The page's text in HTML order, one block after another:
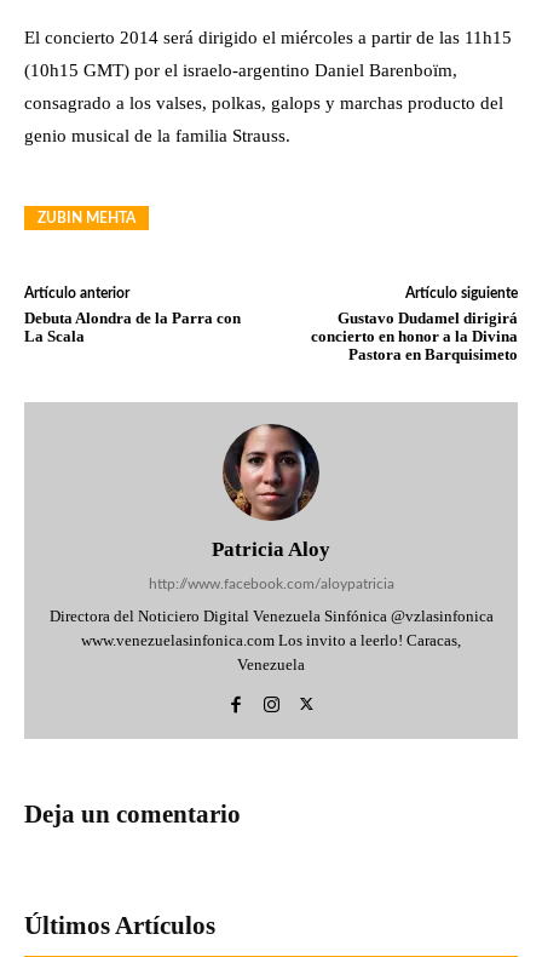
El concierto 2014 será dirigido el miércoles a partir de las 11h15
(10h15 GMT) por el israelo-argentino Daniel Barenboïm,
consagrado a los valses, polkas, galops y marchas producto del
genio musical de la familia Strauss.
ZUBIN MEHTA
Artículo anterior
Debuta Alondra de la Parra con
La Scala
Artículo siguiente
Gustavo Dudamel dirigirá
concierto en honor a la Divina
Pastora en Barquisimeto
Patricia Aloy
http://www.facebook.com/aloypatricia
Directora del Noticiero Digital Venezuela Sinfónica @vzlasinfonica
www.venezuelasinfonica.com Los invito a leerlo! Caracas,
Venezuela
Deja un comentario
Últimos Artículos